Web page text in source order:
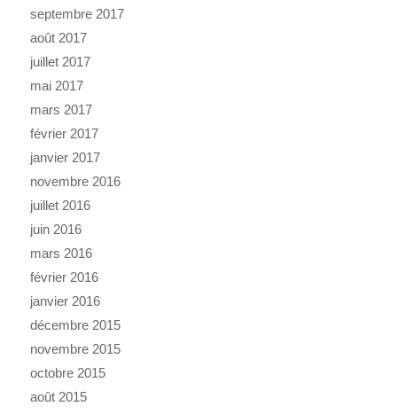
septembre 2017
août 2017
juillet 2017
mai 2017
mars 2017
février 2017
janvier 2017
novembre 2016
juillet 2016
juin 2016
mars 2016
février 2016
janvier 2016
décembre 2015
novembre 2015
octobre 2015
août 2015